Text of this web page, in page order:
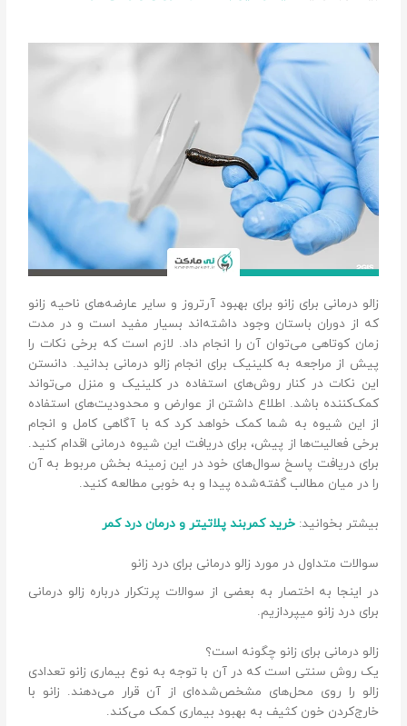
زالو درمانی برای زانو برای بهبود آرتروز و سایر عارضه‌های ناحیه زانو
که از دوران باستان وجود داشته‌اند بسیار مفید است و در مدت
زمان کوتاهی می‌توان آن را انجام داد. لازم است که برخی نکات را
پیش از مراجعه به کلینیک برای انجام زالو درمانی بدانید. دانستن
این نکات در کنار روش‌های استفاده در کلینیک و منزل می‌تواند
کمک‌کننده باشد. اطلاع داشتن از عوارض و محدودیت‌های استفاده
از این شیوه به شما کمک خواهد کرد که با آگاهی کامل و انجام
برخی فعالیت‌ها از پیش، برای دریافت این شیوه درمانی اقدام کنید.
برای دریافت پاسخ سوال‌های خود در این زمینه بخش مربوط به آن
را در میان مطالب گفته‌شده پیدا و به خوبی مطالعه کنید.
بیشتر بخوانید:خرید کمربند پلاتیتر و درمان درد کمر
سوالات متداول در مورد زالو درمانی برای درد زانو
در اینجا به اختصار به بعضی از سوالات پرتکرار درباره زالو درمانی
برای درد زانو میپردازیم.
زالو درمانی برای زانو چگونه است؟
یک روش سنتی است که در آن با توجه‌ به نوع بیماری زانو تعدادی
زالو را روی محل‌های مشخص‌شده‌ای از آن قرار می‌دهند. زانو با
خارج‌کردن خون کثیف به بهبود بیماری کمک می‌کند.